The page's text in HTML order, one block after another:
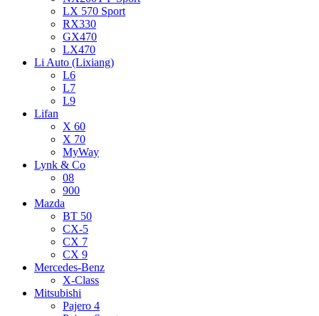
LX 570 Sport
RX330
GX470
LX470
Li Auto (Lixiang)
L6
L7
L9
Lifan
X 60
X 70
MyWay
Lynk & Co
08
900
Mazda
BT 50
CX-5
CX 7
CX 9
Mercedes-Benz
X-Class
Mitsubishi
Pajero 4